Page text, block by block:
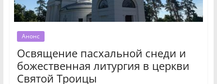
Анонс
Освящение пасхальной снеди и
божественная литургия в церкви
Святой Троицы